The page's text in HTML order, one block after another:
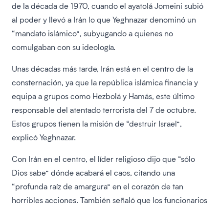
de la década de 1970, cuando el ayatolá Jomeini subió
al poder y llevó a Irán lo que Yeghnazar denominó un
“mandato islámico”, subyugando a quienes no
comulgaban con su ideología.
Unas décadas más tarde, Irán está en el centro de la
consternación, ya que la república islámica financia y
equipa a grupos como Hezbolá y Hamás, este último
responsable del atentado terrorista del 7 de octubre.
Estos grupos tienen la misión de “destruir Israel”,
explicó Yeghnazar.
Con Irán en el centro, el líder religioso dijo que “sólo
Dios sabe” dónde acabará el caos, citando una
“profunda raíz de amargura” en el corazón de tan
horribles acciones. También señaló que los funcionarios